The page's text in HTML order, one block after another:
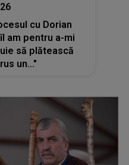
cu Dorian
am pentru a-mi
să plătească
un..."